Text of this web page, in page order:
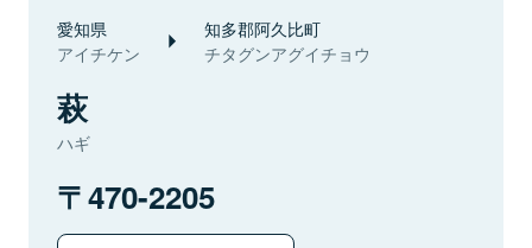
愛知県
アイチケン
知多郡阿久比町
チタグンアグイチョウ
萩
ハギ
470-2205